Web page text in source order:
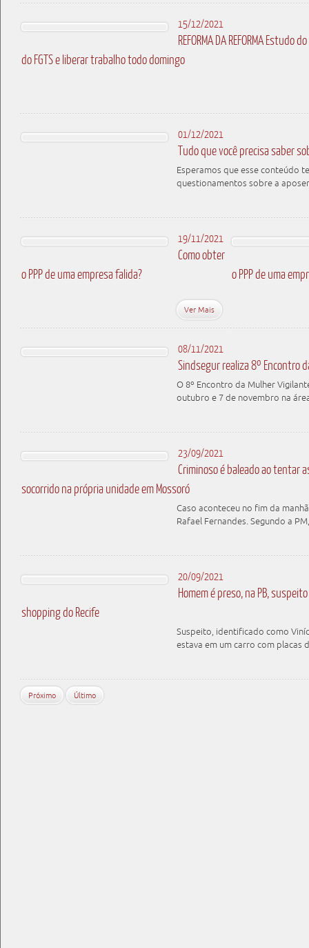
15/12/2021
REFORMA DA REFORMA
do FGTS e liberar trabalho todo domingo
01/12/2021
Tudo que você precisa saber
Esperamos que esse conteúdo
questionamentos sobre a
19/11/2021
Como obter
o PPP de uma empresa falida?
Ver Mais
o PPP de uma
08/11/2021
Sindsegur realiza 8º Encontro
O 8º Encontro da Mulher
outubro e 7 de novembro na
23/09/2021
Criminoso é baleado ao tentar
socorrido na própria unidade em Mossoró
Caso aconteceu no fim da
Rafael Fernandes. Segundo a
20/09/2021
Homem é preso, na PB,
shopping do Recife
Suspeito, identificado como
estava em um carro com placas
Próximo Último